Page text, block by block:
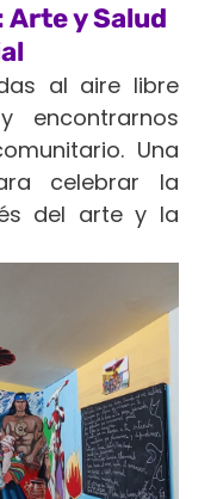
Arte y Salud
al aire libre
encontrarnos
Una
celebrar la
del arte y la